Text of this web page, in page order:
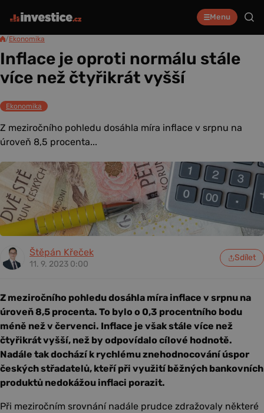
Menu
/Ekonomika
Inflace je oproti normálu stále
více než čtyřikrát vyšší
Ekonomika
Z meziročního pohledu dosáhla míra inflace v srpnu na
úroveň 8,5 procenta...
Štěpán Křeček
11. 9. 2023 0:00
Sdílet
Z meziročního pohledu dosáhla míra inflace v srpnu na
úroveň 8,5 procenta. To bylo o 0,3 procentního bodu
méně než v červenci. Inflace je však stále více než
čtyřikrát vyšší, než by odpovídalo cílové hodnotě.
Nadále tak dochází k rychlému znehodnocování úspor
českých střadatelů, kteří při využití běžných bankovních
produktů nedokážou inflaci porazit.
Při meziročním srovnání nadále prudce zdražovaly některé